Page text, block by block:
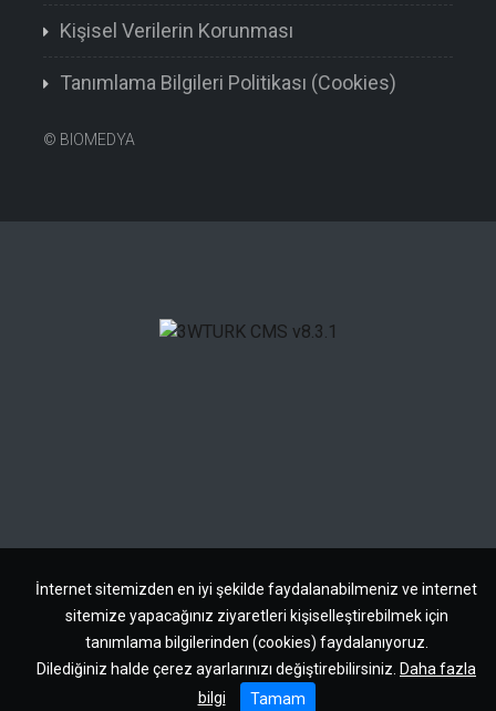
İnternet sitemizden en iyi şekilde faydalanabilmeniz ve internet
sitemize yapacağınız ziyaretleri kişiselleştirebilmek için
tanımlama bilgilerinden (cookies) faydalanıyoruz.
Dilediğiniz halde çerez ayarlarınızı değiştirebilirsiniz. Daha fazla
bilgi
Tamam
Kişisel Verilerin Korunması
Tanımlama Bilgileri Politikası (Cookies)
© BIOMEDYA